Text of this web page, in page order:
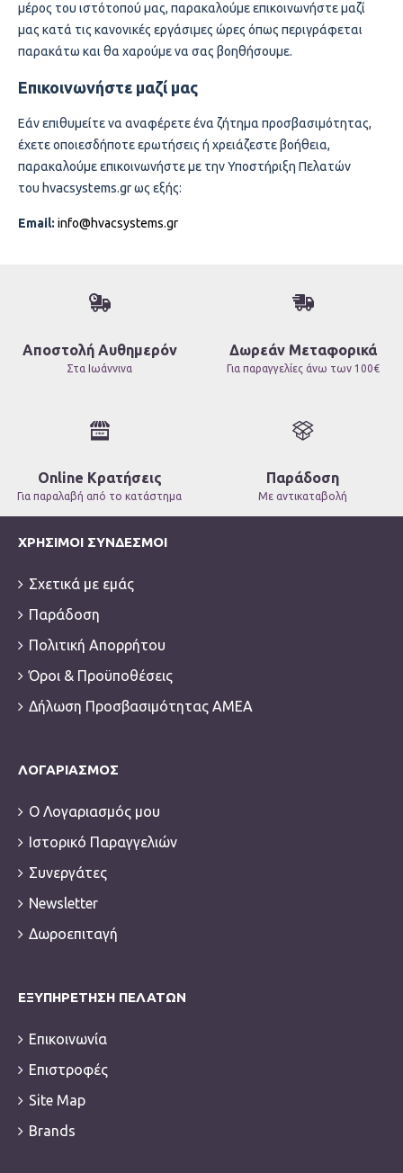
μέρος του ιστότοπού μας, παρακαλούμε επικοινωνήστε μαζί
μας κατά τις κανονικές εργάσιμες ώρες όπως περιγράφεται
παρακάτω και θα χαρούμε να σας βοηθήσουμε.
Επικοινωνήστε μαζί μας
Εάν επιθυμείτε να αναφέρετε ένα ζήτημα προσβασιμότητας,
έχετε οποιεσδήποτε ερωτήσεις ή χρειάζεστε βοήθεια,
παρακαλούμε επικοινωνήστε με την Υποστήριξη Πελατών
του hvacsystems.grως εξής:
Email: info@hvacsystems.gr
Αποστολή Αυθημερόν
Στα Ιωάννινα
Δωρεάν Μεταφορικά
Για παραγγελίες άνω των 100€
Online Κρατήσεις
Για παραλαβή από το κατάστημα
Παράδοση
Με αντικαταβολή
ΧΡΉΣΙΜΟΙ ΣΎΝΔΕΣΜΟΙ
Σχετικά με εμάς
Παράδοση
Πολιτική Απορρήτου
Όροι & Προϋποθέσεις
Δήλωση Προσβασιμότητας ΑΜΕΑ
ΛΟΓΑΡΙΑΣΜΌΣ
Ο Λογαριασμός μου
Ιστορικό Παραγγελιών
Συνεργάτες
Newsletter
Δωροεπιταγή
ΕΞΥΠΗΡΈΤΗΣΗ ΠΕΛΑΤΏΝ
Επικοινωνία
Επιστροφές
Site Map
Brands